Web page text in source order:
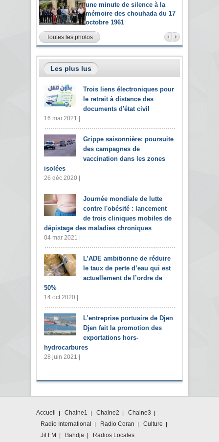
une minute de silence à la
mémoire des chouhada du 17
octobre 1961
Toutes les photos
Les plus lus
Trois liens électroniques pour
le retrait à distance des
documents d'état civil
16 mai 2021 |
Grippe saisonnière: poursuite
des campagnes de
vaccination dans les zones
isolées
26 déc 2020 |
Journée mondiale de lutte
contre l'obésité : lancement
de trois cliniques mobiles de
dépistage des maladies chroniques
04 mar 2021 |
L’ADE ambitionne de réduire
le taux de perte d’eau qui est
actuellement de l’ordre de
50%
14 oct 2020 |
L’entreprise portuaire de Djen
Djen fait la promotion des
exportations hors-
hydrocarbures
28 juin 2021 |
Accueil Chaine1 Chaine2
Chaine3
Radio International
Radio Coran
Culture
Jil FM
Bahdja Radios Locales